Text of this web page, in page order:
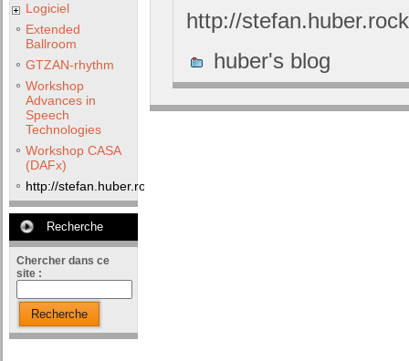
Logiciel
Extended
Ballroom
GTZAN-rhythm
Workshop
Advances in
Speech
Technologies
Workshop CASA
(DAFx)
http://stefan.huber.rocks/phd/tests/VoCoX2F/
Recherche
Chercher dans ce
site :
Recherche
http://
huber's blog